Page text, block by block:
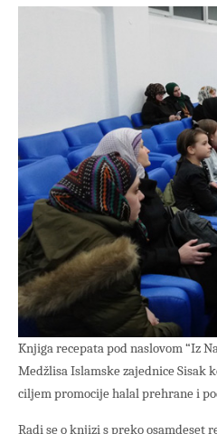
Knjiga recepata pod naslovom “Iz
Medžlisa Islamske zajednice
ciljem promocije halal prehrane i
Radi se o knjizi s preko osamdeset